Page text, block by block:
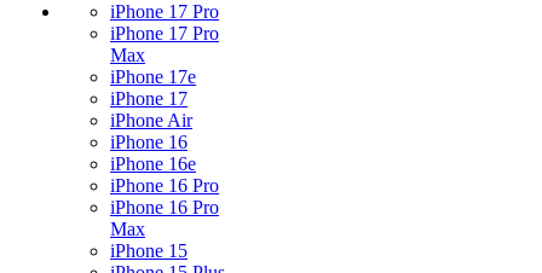
iPhone 17 Pro
iPhone 17 Pro
Max
iPhone 17e
iPhone 17
iPhone Air
iPhone 16
iPhone 16e
iPhone 16 Pro
iPhone 16 Pro
Max
iPhone 15